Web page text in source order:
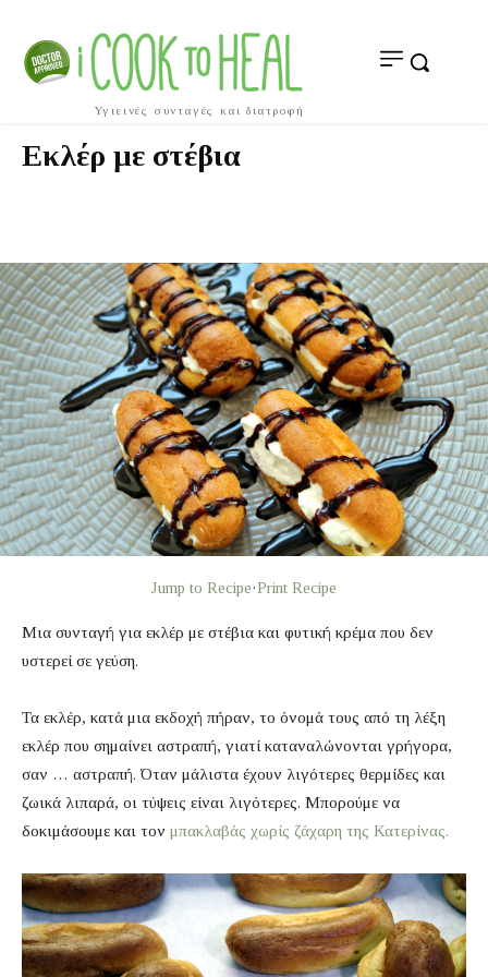
Υγιεινές συνταγές και διατροφή
Εκλέρ με στέβια
Jump to Recipe·Print Recipe
Μια συνταγή για εκλέρ με στέβια και φυτική κρέμα που δεν
υστερεί σε γεύση.
Τα εκλέρ, κατά μια εκδοχή πήραν, το όνομά τους από τη λέξη
εκλέρ που σημαίνει αστραπή, γιατί καταναλώνονται γρήγορα,
σαν … αστραπή. Όταν μάλιστα έχουν λιγότερες θερμίδες και
ζωικά λιπαρά, οι τύψεις είναι λιγότερες. Μπορούμε να
δοκιμάσουμε και τον μπακλαβάς χωρίς ζάχαρη της Κατερίνας.